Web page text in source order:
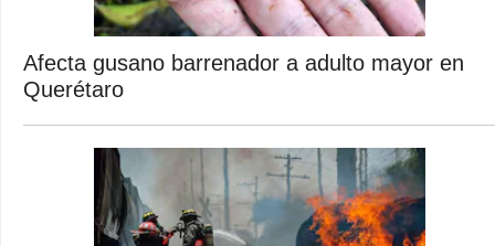
Afecta gusano barrenador a adulto mayor en
Querétaro